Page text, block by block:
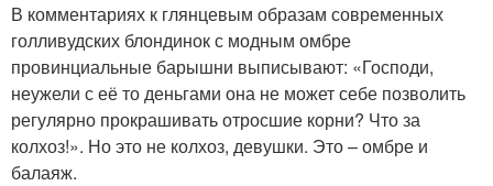
В комментариях к глянцевым образам современных
голливудских блондинок с модным омбре
провинциальные барышни выписывают: «Господи,
неужели с её то деньгами она не может себе позволить
регулярно прокрашивать отросшие корни? Что за
колхоз!». Но это не колхоз, девушки. Это – омбре и
балаяж.